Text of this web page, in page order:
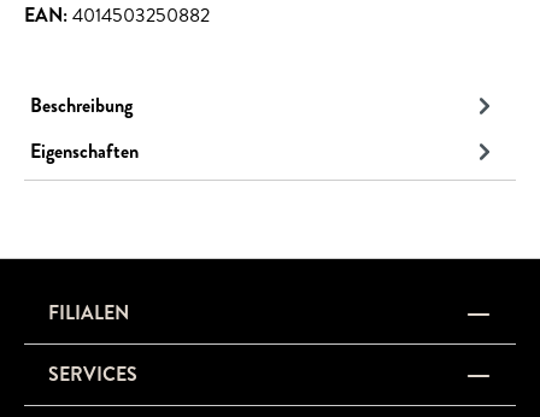
EAN:4014503250882
Beschreibung
Eigenschaften
FILIALEN
SERVICES